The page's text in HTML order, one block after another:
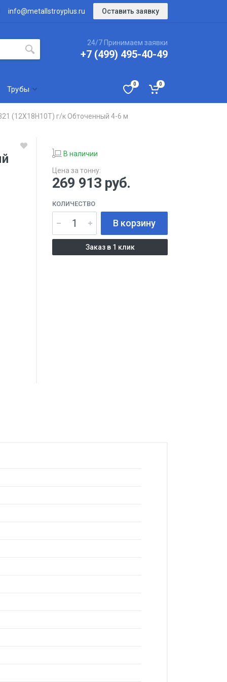
info@metallstroyplus.ru Оставить заявку
24/7 Принимаем заявки
+7 (499) 495-40-49
Трубы
0 0
(12Х18Н10Т) г/к Обточенный 4-6 м
В наличии
Цена за тонну:
269 913 руб.
КОЛИЧЕСТВО
В корзину
Заказ в 1 клик